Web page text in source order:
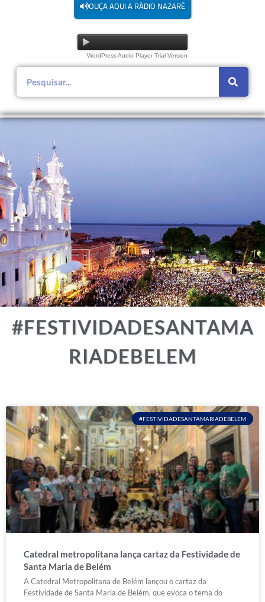
OUÇA AQUI A RÁDIO NAZARÉ
WordPress Audio Player Trial Version
#FESTIVIDADESANTAMA
RIADEBELEM
#FESTIVIDADESANTAMARIADEBELEM
Catedral metropolitana lança cartaz da Festividade de
Santa Maria de Belém
A Catedral Metropolitana de Belém lançou o cartaz da
Festividade de Santa Maria de Belém, que evoca o tema do